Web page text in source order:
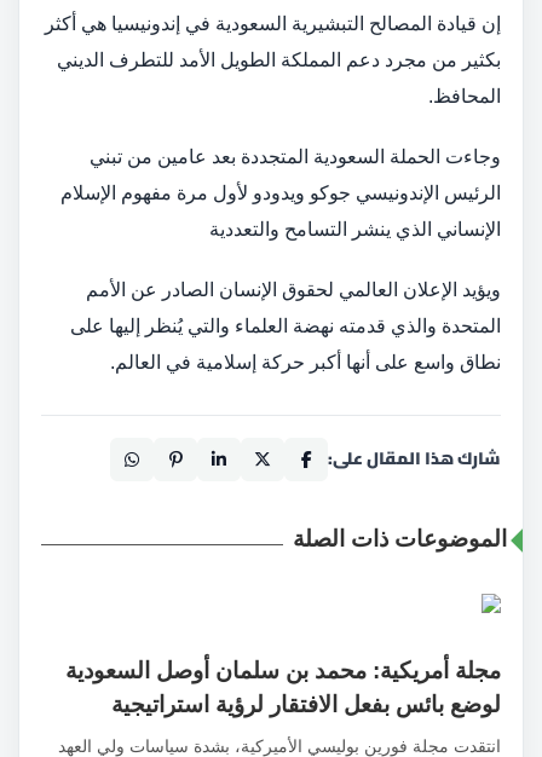
إن قيادة المصالح التبشيرية السعودية في إندونيسيا هي أكثر
بكثير من مجرد دعم المملكة الطويل الأمد للتطرف الديني
المحافظ.
وجاءت الحملة السعودية المتجددة بعد عامين من تبني
الرئيس الإندونيسي جوكو ويدودو لأول مرة مفهوم الإسلام
الإنساني الذي ينشر التسامح والتعددية
ويؤيد الإعلان العالمي لحقوق الإنسان الصادر عن الأمم
المتحدة والذي قدمته نهضة العلماء والتي يُنظر إليها على
نطاق واسع على أنها أكبر حركة إسلامية في العالم.
شارك هذا المقال على:
الموضوعات ذات الصلة
مجلة أمريكية: محمد بن سلمان أوصل السعودية
لوضع بائس بفعل الافتقار لرؤية استراتيجية
انتقدت مجلة فورين بوليسي الأميركية، بشدة سياسات ولي العهد